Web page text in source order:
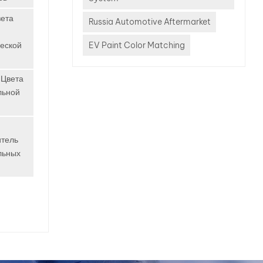
Russia Automotive Aftermarket
EV Paint Color Matching
—